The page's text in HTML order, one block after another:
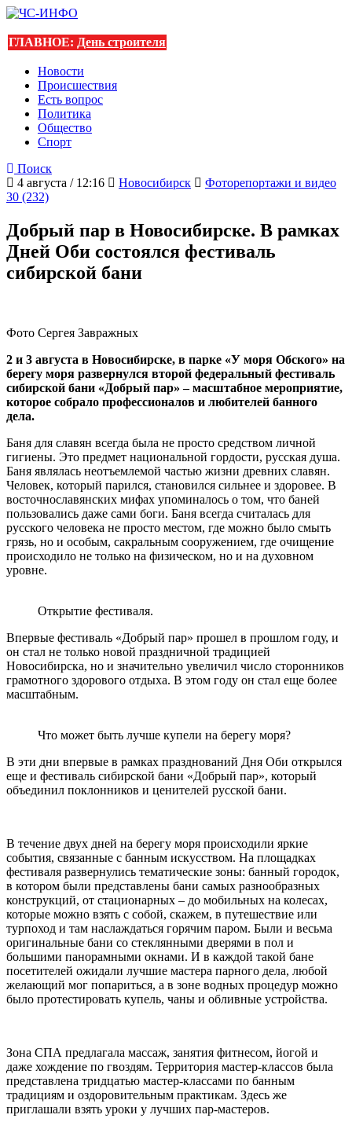
ГЛАВНОЕ: День строителя
Новости
Происшествия
Есть вопрос
Политика
Общество
Спорт
Поиск
4 августа / 12:16
Новосибирск
Фоторепортажи и видео
30 (232)
Добрый пар в Новосибирске. В рамках
Дней Оби состоялся фестиваль
сибирской бани
Фото Сергея Завражных
2 и 3 августа в Новосибирске, в парке «У моря Обского» на
берегу моря развернулся второй федеральный фестиваль
сибирской бани «Добрый пар» – масштабное мероприятие,
которое собрало профессионалов и любителей банного
дела.
Баня для славян всегда была не просто средством личной
гигиены. Это предмет национальной гордости, русская душа.
Баня являлась неотъемлемой частью жизни древних славян.
Человек, который парился, становился сильнее и здоровее. В
восточнославянских мифах упоминалось о том, что баней
пользовались даже сами боги. Баня всегда считалась для
русского человека не просто местом, где можно было смыть
грязь, но и особым, сакральным сооружением, где очищение
происходило не только на физическом, но и на духовном
уровне.
Открытие фестиваля.
Впервые фестиваль «Добрый пар» прошел в прошлом году, и
он стал не только новой праздничной традицией
Новосибирска, но и значительно увеличил число сторонников
грамотного здорового отдыха. В этом году он стал еще более
масштабным.
Что может быть лучше купели на берегу моря?
В эти дни впервые в рамках празднований Дня Оби открылся
еще и фестиваль сибирской бани «Добрый пар», который
объединил поклонников и ценителей русской бани.
В течение двух дней на берегу моря происходили яркие
события, связанные с банным искусством. На площадках
фестиваля развернулись тематические зоны: банный городок,
в котором были представлены бани самых разнообразных
конструкций, от стационарных – до мобильных на колесах,
которые можно взять с собой, скажем, в путешествие или
турпоход и там наслаждаться горячим паром. Были и весьма
оригинальные бани со стеклянными дверями в пол и
большими панорамными окнами. И в каждой такой бане
посетителей ожидали лучшие мастера парного дела, любой
желающий мог попариться, а в зоне водных процедур можно
было протестировать купель, чаны и обливные устройства.
Зона СПА предлагала массаж, занятия фитнесом, йогой и
даже хождение по гвоздям. Территория мастер-классов была
представлена тридцатью мастер-классами по банным
традициям и оздоровительным практикам. Здесь же
приглашали взять уроки у лучших пар-мастеров.